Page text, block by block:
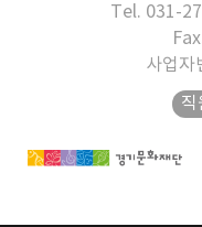
Tel. 031-
사업
직